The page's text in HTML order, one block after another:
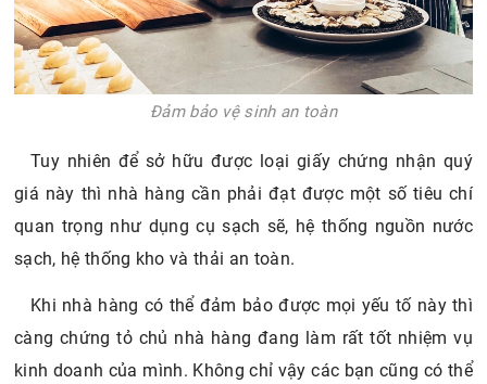
Đảm bảo vệ sinh an toàn
Tuy nhiên để sở hữu được loại giấy chứng nhận quý
giá này thì nhà hàng cần phải đạt được một số tiêu chí
quan trọng như dụng cụ sạch sẽ, hệ thống nguồn nước
sạch, hệ thống kho và thải an toàn.
Khi nhà hàng có thể đảm bảo được mọi yếu tố này thì
càng chứng tỏ chủ nhà hàng đang làm rất tốt nhiệm vụ
kinh doanh của mình. Không chỉ vậy các bạn cũng có thể